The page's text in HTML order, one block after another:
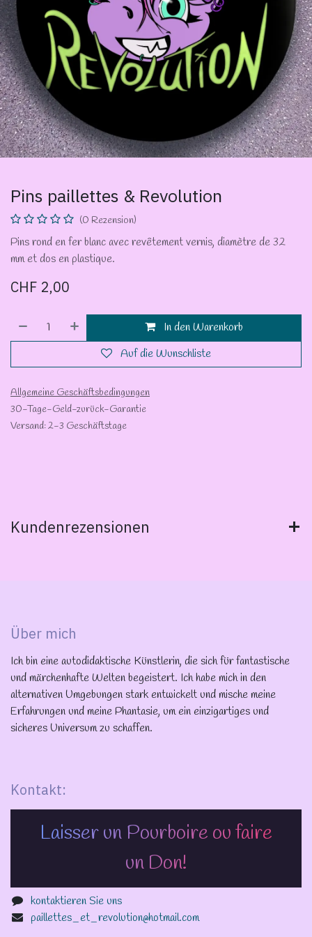
Pins paillettes & Revolution
(0 Rezension)
Pins rond en fer blanc avec revêtement vernis, diamètre de 32
mm et dos en plastique.
CHF 2,00
In den Warenkorb
Auf die Wunschliste
Allgemeine Geschäftsbedingungen
30-Tage-Geld-zurück-Garantie
Versand: 2-3 Geschäftstage
Kundenrezensionen
Über mich
Ich bin eine autodidaktische Künstlerin, die sich für fantastische
und märchenhafte Welten begeistert. Ich habe mich in den
alternativen Umgebungen stark entwickelt und mische meine
Erfahrungen und meine Phantasie, um ein einzigartiges und
sicheres Universum zu schaffen.
Kontakt:
Laisser un Pourboire ou faire
un Don!
kontaktieren Sie uns
paillettes_et_revolution@hotmail.com